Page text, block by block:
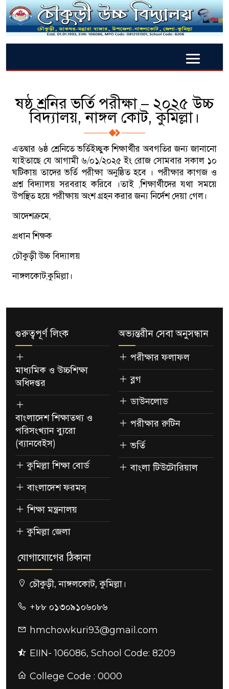
ষষ্ঠ শ্রনির ভর্তি পরীক্ষা – ২০২৫ উচ্চ
বিদ্যালয়, নাঙ্গল কোট, কুমিল্লা।
এতদ্বার ৬ষ্ঠ শ্রেনিতে ভর্তিইচ্ছুক শিক্ষার্থীর অবগতির জন্য জানানো
যাইতাছে যে আগামী ৬/০১/২০২৫ ইং রোজ সোমবার সকাল ১০
ঘটিকায় তাদের ভর্তি পরীক্ষা অনুষ্ঠিত হবে । পরীক্ষার কাগজ ও
প্রশ্ন বিদ্যালয় সরবরাহ করিবে ।তাই ,শিক্ষার্থীদের যথা সময়ে
উপস্থিত হয়ে পরীক্ষায় অংশ গ্রহন করার জন্য নির্দেশ দেয়া গেল।
আদেশক্রমে,
প্রধান শিক্ষক
চৌকুড়ী উচ্চ বিদ্যালয়
নাঙ্গলকোট,কুমিল্লা।
গুরুত্বপূর্ণ লিংক
মাধ্যমিক ও উচ্চশিক্ষা
অধিদপ্তর
বাংলাদেশ শিক্ষাতথ্য ও
পরিসংখ্যান ব্যুরো
(ব্যানবেইস)
কুমিল্লা শিক্ষা বোর্ড
বাংলাদেশ ফরমস্
শিক্ষা মন্ত্রনালয়
কুমিল্লা জেলা
অভ্যন্তরীন সেবা অনুসন্ধান
পরীক্ষার ফলাফল
ব্লগ
ডাউনলোড
পরীক্ষার রুটিন
ভর্তি
বাংলা টিউটোরিয়াল
যোগাযোগের ঠিকানা
চৌকুড়ী, নাঙ্গলকোট, কুমিল্লা।
+৮৮ ০১৩০৯১০৬০৮৬
hmchowkuri93@gmail.com
EIIN- 106086, School Code: 8209
College Code : 0000